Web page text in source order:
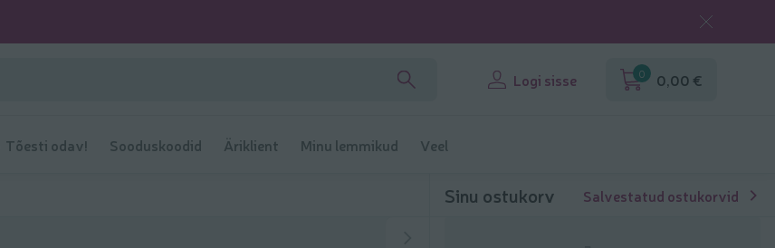
Logi sisse 0 0,00 €
Tõesti odav! Sooduskoodid Äriklient Minu lemmikud Veel
Sinu ostukorv Salvestatud ostukorvid